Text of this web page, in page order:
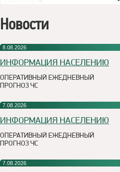
Новости
8.08.2026
ИНФОРМАЦИЯ НАСЕЛЕНИЮ
ОПЕРАТИВНЫЙ ЕЖЕДНЕВНЫЙ
ПРОГНОЗ ЧС
7.08.2026
ИНФОРМАЦИЯ НАСЕЛЕНИЮ
ОПЕРАТИВНЫЙ ЕЖЕДНЕВНЫЙ
ПРОГНОЗ ЧС
7.08.2026